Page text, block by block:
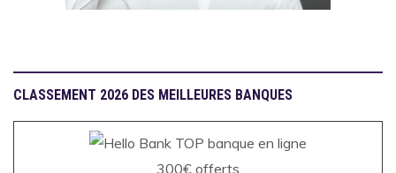
CLASSEMENT 2026 DES MEILLEURES BANQUES
300€ offerts